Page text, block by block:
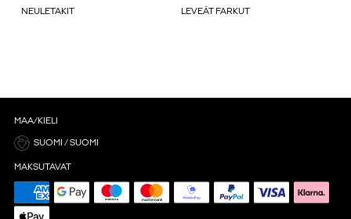
NEULETAKIT LEVEÄT FARKUT
MAA/KIELI
SUOMI / SUOMI
MAKSUTAVAT